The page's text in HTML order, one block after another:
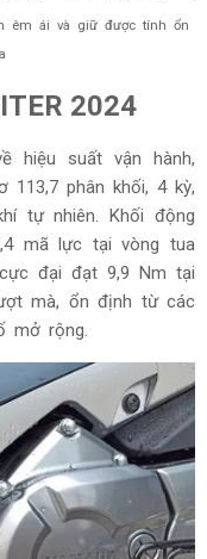
êm ái và giữ được tính ổn
2024
hiệu suất vận hành,
phân khối, 4 kỳ,
tự nhiên. Khối động
mã lực tại vòng tua
đại đạt 9,9 Nm tại
mà, ổn định từ các
mở rộng.